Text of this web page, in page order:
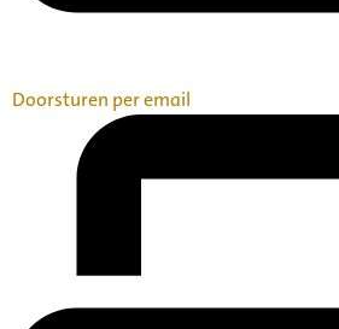
Doorsturen per email